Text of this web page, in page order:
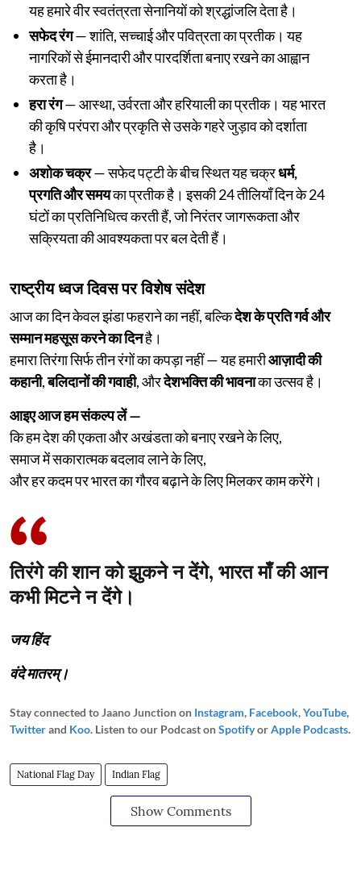
यह हमारे वीर स्वतंत्रता सेनानियों को श्रद्धांजलि देता है।
सफेद रंग— शांति, सच्चाई और पवित्रता का प्रतीक। यह
नागरिकों से ईमानदारी और पारदर्शिता बनाए रखने का आह्वान
करता है।
हरा रंग— आस्था, उर्वरता और हरियाली का प्रतीक। यह भारत
की कृषि परंपरा और प्रकृति से उसके गहरे जुड़ाव को दर्शाता
है।
अशोक चक्र— सफेद पट्टी के बीच स्थित यह चक्रधर्म,
प्रगति और समयका प्रतीक है। इसकी 24 तीलियाँ दिन के 24
घंटों का प्रतिनिधित्व करती हैं, जो निरंतर जागरूकता और
सक्रियता की आवश्यकता पर बल देती हैं।
राष्ट्रीय ध्वज दिवस पर विशेष संदेश
आज का दिन केवल झंडा फहराने का नहीं, बल्किदेश के प्रति गर्व और
सम्मान महसूस करने का दिनहै।
हमारा तिरंगा सिर्फ तीन रंगों का कपड़ा नहीं — यह हमारीआज़ादी की
कहानी,बलिदानों की गवाही, औरदेशभक्ति की भावनाका उत्सव है।
आइए आज हम संकल्प लें —
कि हम देश की एकता और अखंडता को बनाए रखने के लिए,
समाज में सकारात्मक बदलाव लाने के लिए,
और हर कदम पर भारत का गौरव बढ़ाने के लिए मिलकर काम करेंगे।
तिरंगे की शान को झुकने न देंगे, भारत माँ की आन
कभी मिटने न देंगे।
जय हिंद
वंदे मातरम्।
Stay connected to Jaano Junction on Instagram, Facebook,YouTube,
Twitterand Koo. Listen to our Podcast onSpotifyorApple Podcasts.
National Flag Day Indian Flag
Show Comments